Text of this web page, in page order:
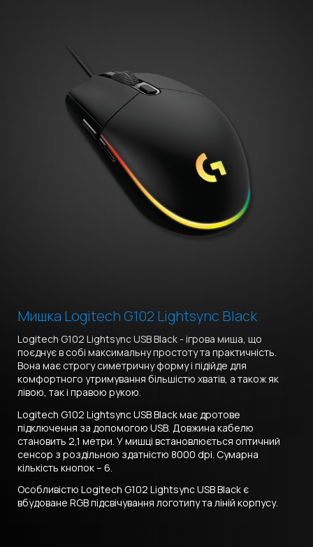
Мишка Logitech G102 Lightsync Black
Logitech G102 Lightsync USB Black - ігрова миша, що
поєднує в собі максимальну простоту та практичність.
Вона має строгу симетричну форму і підійде для
комфортного утримування більшістю хватів, а також як
лівою, так і правою рукою.
Logitech G102 Lightsync USB Black має дротове
підключення за допомогою USB. Довжина кабелю
становить 2,1 метри. У мишці встановлюється оптичний
сенсор з роздільною здатністю 8000 dpi. Сумарна
кількість кнопок – 6.
Особливістю Logitech G102 Lightsync USB Black є
вбудоване RGB підсвічування логотипу та ліній корпусу.